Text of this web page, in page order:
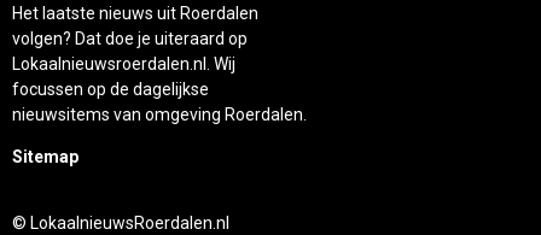
Het laatste nieuws uit Roerdalen
volgen? Dat doe je uiteraard op
Lokaalnieuwsroerdalen.nl. Wij
focussen op de dagelijkse
nieuwsitems van omgeving Roerdalen.
Sitemap
© LokaalnieuwsRoerdalen.nl